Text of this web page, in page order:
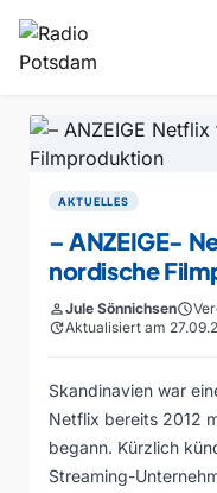
AKTUELLES
– ANZEIGE-
nordische
personJule Sönnichsenschedule
updateAktualisiert am
Skandinavien war
Netflix bereits 2012
begann. Kürzlich
Streaming-